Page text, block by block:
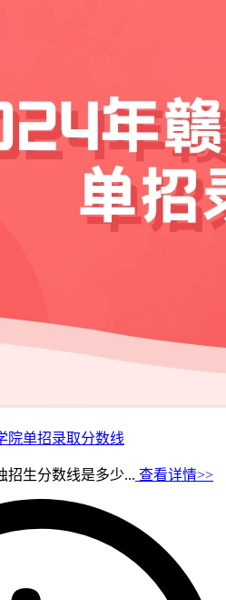
院单招录取分数线
招生分数线是多少... 查看详情>>